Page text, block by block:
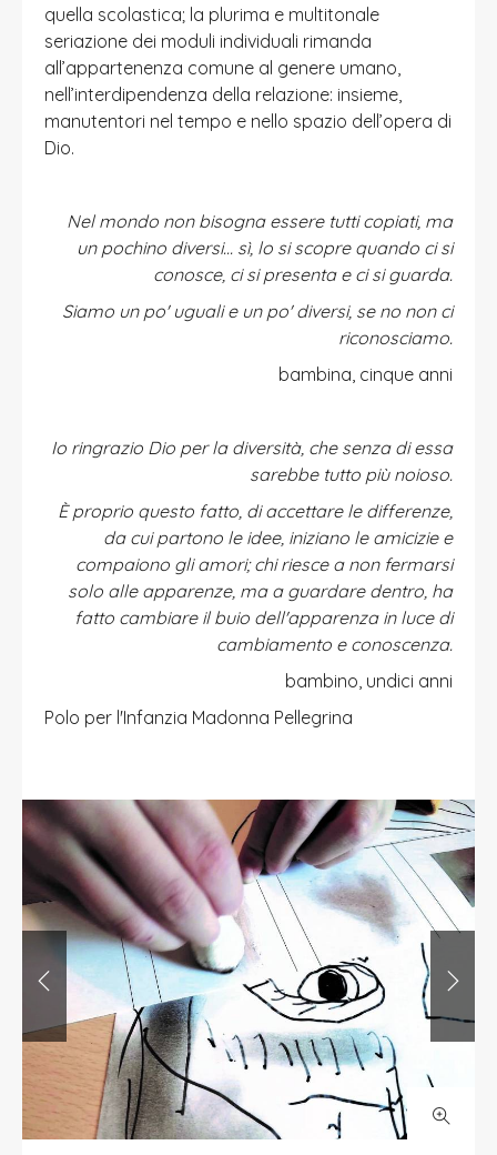
quella scolastica; la plurima e multitonale
seriazione dei moduli individuali rimanda
all’appartenenza comune al genere umano,
nell’interdipendenza della relazione: insieme,
manutentori nel tempo e nello spazio dell’opera di
Dio.
Nel mondo non bisogna essere tutti copiati, ma
un pochino diversi... sì, lo si scopre quando ci si
conosce, ci si presenta e ci si guarda.
Siamo un po' uguali e un po' diversi, se no non ci
riconosciamo.
bambina, cinque anni
Io ringrazio Dio per la diversità, che senza di essa
sarebbe tutto più noioso.
È proprio questo fatto, di accettare le differenze,
da cui partono le idee, iniziano le amicizie e
compaiono gli amori; chi riesce a non fermarsi
solo alle apparenze, ma a guardare dentro, ha
fatto cambiare il buio dell'apparenza in luce di
cambiamento e conoscenza.
bambino, undici anni
Polo per l'Infanzia Madonna Pellegrina